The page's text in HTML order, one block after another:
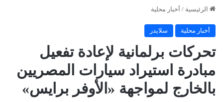
الرئيسية / أخبار محلية
أخبار محلية سلايدر
تحركات برلمانية لإعادة تفعيل
مبادرة استيراد سيارات المصريين
بالخارج لمواجهة «الأوفر برايس»